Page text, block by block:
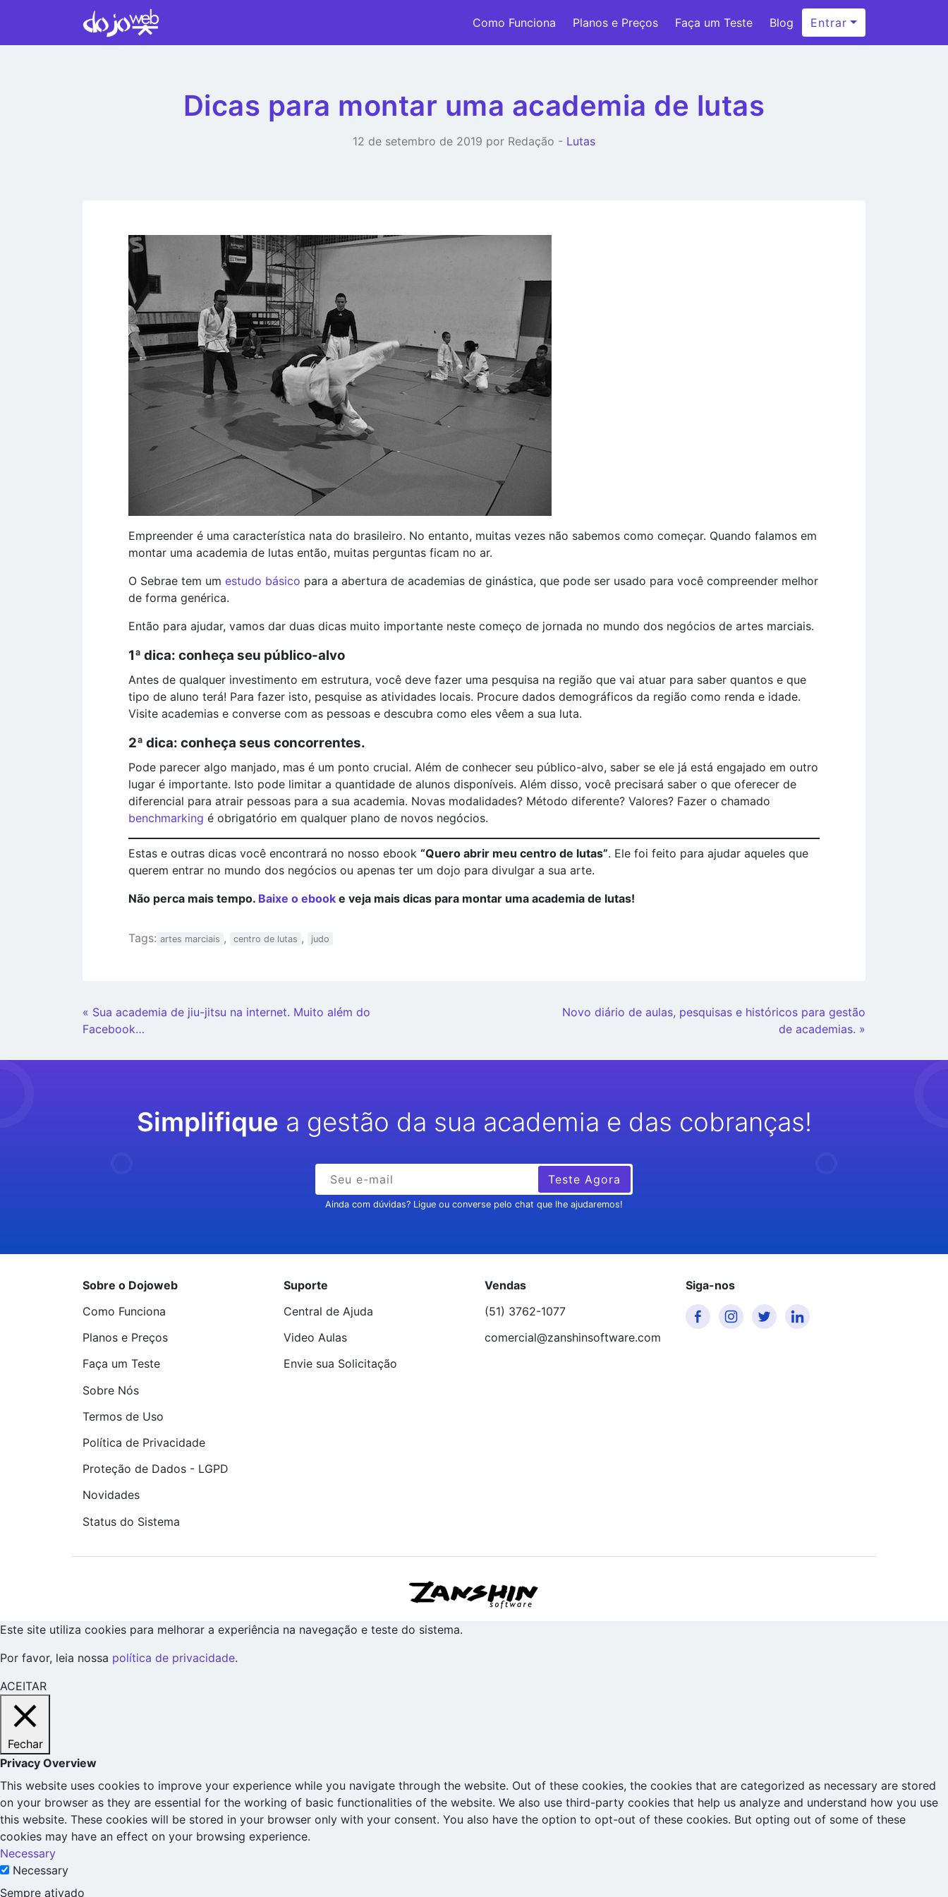
Como Funciona Planos e Preços Faça um Teste Blog Entrar
Dicas para montar uma academia de lutas
12 de setembro de 2019 por Redação - Lutas
Empreender é uma característica nata do brasileiro. No entanto, muitas vezes não sabemos como começar. Quando falamos em
montar uma academia de lutas então, muitas perguntas ficam no ar.
O Sebrae tem um estudo básico para a abertura de academias de ginástica, que pode ser usado para você compreender melhor
de forma genérica.
Então para ajudar, vamos dar duas dicas muito importante neste começo de jornada no mundo dos negócios de artes marciais.
1ª dica: conheça seu público-alvo
Antes de qualquer investimento em estrutura, você deve fazer uma pesquisa na região que vai atuar para saber quantos e que
tipo de aluno terá! Para fazer isto, pesquise as atividades locais. Procure dados demográficos da região como renda e idade.
Visite academias e converse com as pessoas e descubra como eles vêem a sua luta.
2ª dica: conheça seus concorrentes.
Pode parecer algo manjado, mas é um ponto crucial. Além de conhecer seu público-alvo, saber se ele já está engajado em outro
lugar é importante. Isto pode limitar a quantidade de alunos disponíveis. Além disso, você precisará saber o que oferecer de
diferencial para atrair pessoas para a sua academia. Novas modalidades? Método diferente? Valores? Fazer o chamado
benchmarking é obrigatório em qualquer plano de novos negócios.
Estas e outras dicas você encontrará no nosso ebook “Quero abrir meu centro de lutas”. Ele foi feito para ajudar aqueles que
querem entrar no mundo dos negócios ou apenas ter um dojo para divulgar a sua arte.
Não perca mais tempo. Baixe o ebook e veja mais dicas para montar uma academia de lutas!
Tags: artes marciais , centro de lutas , judo
Continue
Lendo
« Sua academia de jiu-jitsu na internet. Muito além do
Facebook…
Novo diário de aulas, pesquisas e históricos para gestão
de academias. »
Simplifique a gestão da sua academia e das cobranças!
Teste Agora
Ainda com dúvidas? Ligue ou converse pelo chat que lhe ajudaremos!
Sobre o Dojoweb
Como Funciona
Planos e Preços
Faça um Teste
Sobre Nós
Termos de Uso
Política de Privacidade
Proteção de Dados - LGPD
Novidades
Status do Sistema
Suporte
Central de Ajuda
Video Aulas
Envie sua Solicitação
Vendas
(51) 3762-1077
comercial@zanshinsoftware.com
Siga-nos
Este site utiliza cookies para melhorar a experiência na navegação e teste do sistema.
Por favor, leia nossa política de privacidade.
ACEITAR
Fechar
Privacy Overview
This website uses cookies to improve your experience while you navigate through the website. Out of these cookies, the cookies that are categorized as necessary are stored
on your browser as they are essential for the working of basic functionalities of the website. We also use third-party cookies that help us analyze and understand how you use
this website. These cookies will be stored in your browser only with your consent. You also have the option to opt-out of these cookies. But opting out of some of these
cookies may have an effect on your browsing experience.
Necessary
Necessary
Sempre ativado